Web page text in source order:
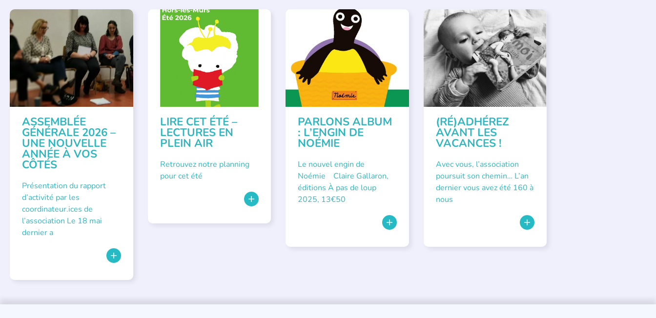
APPEL À SOUTIEN ,
VIE DE L'ASSOCIATION
ASSEMBLÉE
GÉNÉRALE 2026 –
UNE NOUVELLE
ANNÉE À VOS
CÔTÉS
Présentation du rapport
d’activité par les
coordinateur.ices de
l’association Le 18 mai
dernier a
BIBLIOTHÈQUES , ÉVÉNEMENTS
LECTURE INDIVIDUALISÉE ,
LITTÉRATURE JEUNESSE
LIRE CET ÉTÉ –
LECTURES EN
PLEIN AIR
Retrouvez notre planning
pour cet été
PARLONS ALBUMS
PARLONS ALBUM
: L’ENGIN DE
NOÉMIE
Le nouvel engin de
Noémie Claire Gallaron,
éditions À pas de loup
2025, 13€50
APPEL À SOUTIEN
(RÉ)ADHÉREZ
AVANT LES
VACANCES !
Avec vous, l’association
poursuit son chemin… L’an
dernier vous avez été 160 à
nous